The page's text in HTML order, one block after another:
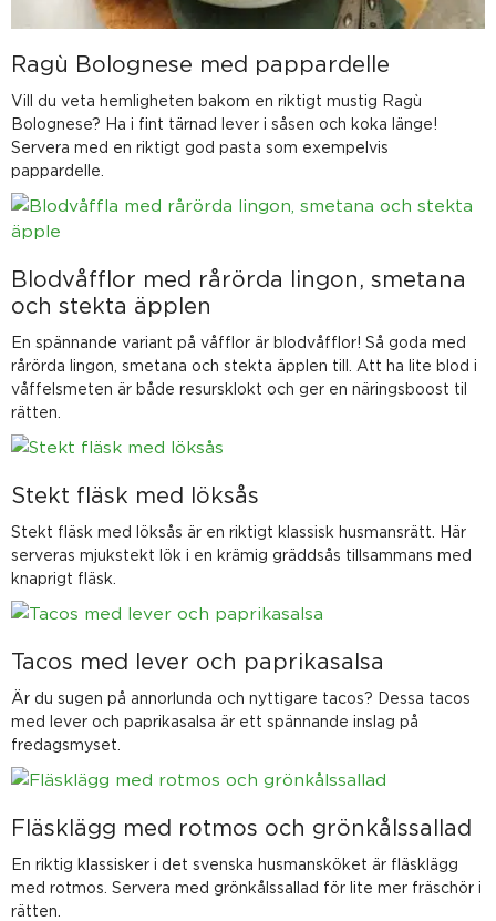
Ragù Bolognese med pappardelle
Vill du veta hemligheten bakom en riktigt mustig Ragù
Bolognese? Ha i fint tärnad lever i såsen och koka länge!
Servera med en riktigt god pasta som exempelvis
pappardelle.
Blodvåfflor med rårörda lingon, smetana
och stekta äpplen
En spännande variant på våfflor är blodvåfflor! Så goda med
rårörda lingon, smetana och stekta äpplen till. Att ha lite blod i
våffelsmeten är både resursklokt och ger en näringsboost til
rätten.
Stekt fläsk med löksås
Stekt fläsk med löksås är en riktigt klassisk husmansrätt. Här
serveras mjukstekt lök i en krämig gräddsås tillsammans med
knaprigt fläsk.
Tacos med lever och paprikasalsa
Är du sugen på annorlunda och nyttigare tacos? Dessa tacos
med lever och paprikasalsa är ett spännande inslag på
fredagsmyset.
Fläsklägg med rotmos och grönkålssallad
En riktig klassisker i det svenska husmansköket är fläsklägg
med rotmos. Servera med grönkålssallad för lite mer fräschör i
rätten.